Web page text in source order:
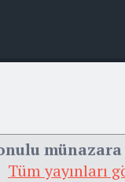
Tüm yayınları